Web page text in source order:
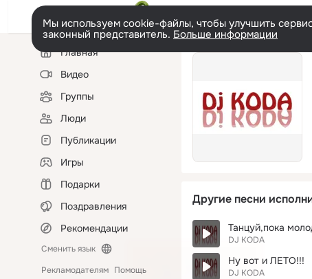
Мы используем cookie-файлы, чтобы улучшить
законный представитель. Больше информации
Левая
колонкаГлавная
Видео
Группы
Люди
Публикации
Игры
Подарки
Поздравления
Рекомендации
Сменить язык
Рекламодателям Помощь
Другие песни
Танцуй,пока
DJ KODA
Ну вот и ЛЕТО!!!
DJ KODA